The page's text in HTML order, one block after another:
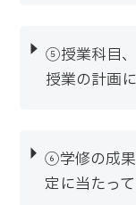
⑤授業科目
授業の計画
⑥学修の成
定に当たっ